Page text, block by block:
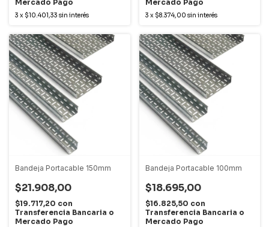
Mercado Pago
3 x $10.401,33 sin interés
Mercado Pago
3 x $8.374,00 sin interés
Bandeja Portacable 150mm
$21.908,00
$19.717,20 con
Transferencia Bancaria o
Mercado Pago
Bandeja Portacable 100mm
$18.695,00
$16.825,50 con
Transferencia Bancaria o
Mercado Pago